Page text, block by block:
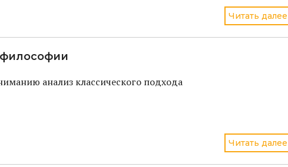
Читать далее
анализ классического подхода
Читать далее